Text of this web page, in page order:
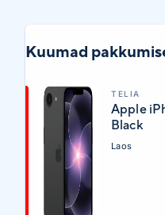
Kuumad
TELIA
Apple
Black
Laos